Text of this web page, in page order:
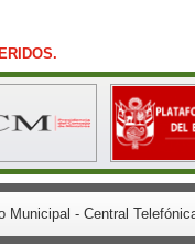
Municipal - Central